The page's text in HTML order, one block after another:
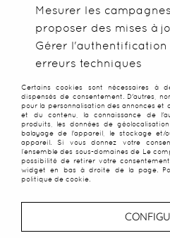
Accueil >Paréos > Paréos
PROMO
Mesurer les
proposer des mises à
Gérer
erreurs techniques
Certains cookies sont nécessaires à
dispensés de consentement. D'autres,
pour la personnalisation des annonces et
et du contenu, la connaissance de
produits, les données de
balayage de l'appareil, le stockage et/
appareil. Si vous donnez votre
l’ensemble des sous-domaines de Le
possibilité de retirer votre
widget en bas à droite de la page.
politique de cookie.